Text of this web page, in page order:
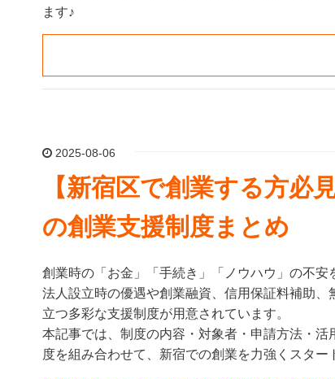
ます♪
2025-08-06
【新宿区で創業する方必
の創業支援制度まとめ
創業時の「お金」「手続き」「ノウハウ」の不安
法人設立時の優遇や創業融資、信用保証料補助、
立つ多彩な支援制度が用意されています。
本記事では、制度の内容・対象者・申請方法・活
度を組み合わせて、新宿での創業を力強くスター